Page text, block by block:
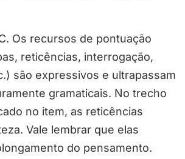
Os recursos de pontuação
reticências, interrogação,
são expressivos e ultrapassam
gramaticais. No trecho
no item, as reticências
Vale lembrar que elas
do pensamento.